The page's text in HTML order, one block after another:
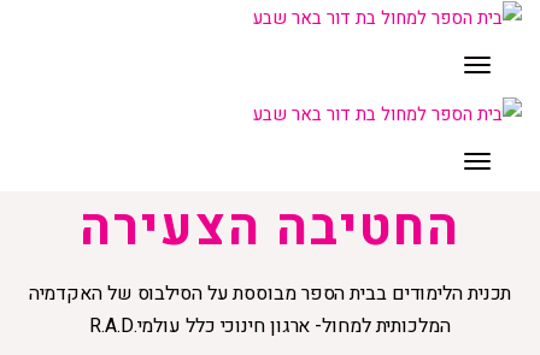
תפריט
תפריט
החטיבה הצעירה
תכנית הלימודים בבית הספר מבוססת על הסילבוס של האקדמיה
המלכותית למחול- ארגון חינוכי כלל עולמי.R.A.D